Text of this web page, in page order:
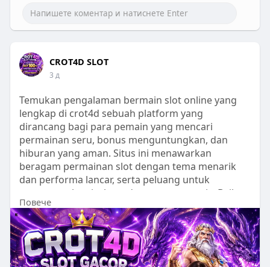
CROT4D SLOT
3 д
Temukan pengalaman bermain slot online yang
lengkap di crot4d sebuah platform yang
dirancang bagi para pemain yang mencari
permainan seru, bonus menguntungkan, dan
hiburan yang aman. Situs ini menawarkan
beragam permainan slot dengan tema menarik
dan performa lancar, serta peluang untuk
memenangkan jackpot dan putaran gratis. Baik
Anda seorang pemula yang baru pertama kali
mencoba slot maupun pemain berpengalaman
yang mengincar kemenangan konsisten, crot4d
menyediakan lingkungan bermain yang mudah
diakses dan ramah pengguna.
Повече